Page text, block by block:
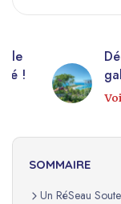
!
SOMMAIRE
Un RéSeau